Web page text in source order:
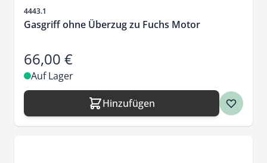
Artikelnr.
4443.1
Gasgriff ohne Überzug zu Fuchs Motor
66,00 €
Auf Lager
Hinzufügen